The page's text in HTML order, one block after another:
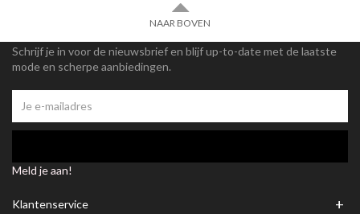
NAAR BOVEN
Schrijf je in voor de nieuwsbrief en blijf up-to-date met de laatste
mode en scherpe aanbiedingen.
Meld je aan!
Klantenservice +